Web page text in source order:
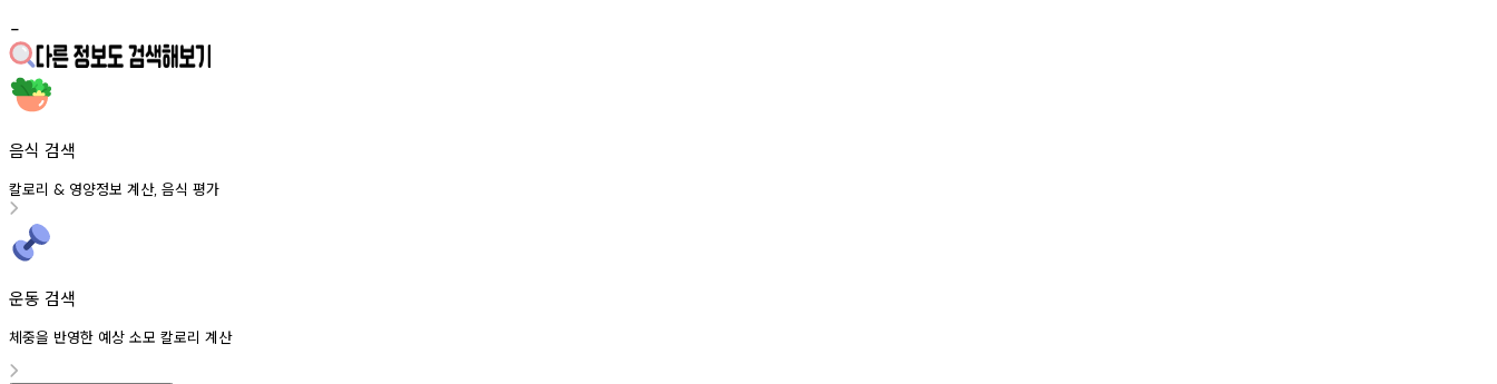
-
음식 검색
칼로리 & 영양정보 계산, 음식 평가
운동 검색
체중을 반영한 예상 소모 칼로리 계산